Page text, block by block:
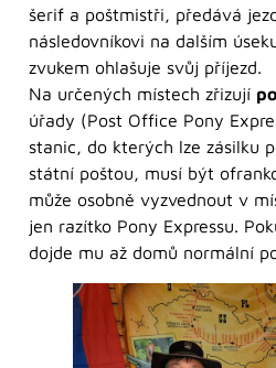
šerif a poštmistři, předává
následovníkovi na dalším
zvukem ohlašuje svůj příjezd.
Na určených místech zřizují
úřady (Post Office Pony
stanic, do kterých lze zásilku
státní poštou, musí být
může osobně vyzvednout v
jen razítko Pony Expressu.
dojde mu až domů normální